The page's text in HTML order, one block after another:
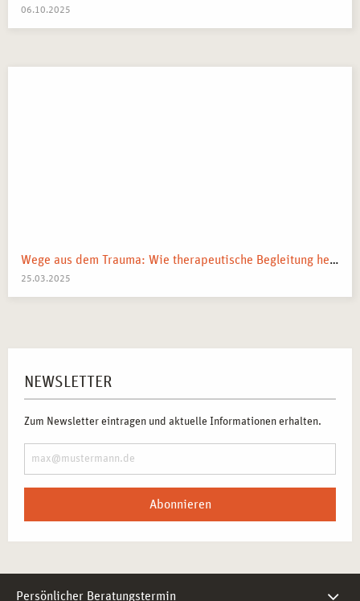
06.10.2025
Wege aus dem Trauma: Wie therapeutische Begleitung helfen kann
25.03.2025
NEWSLETTER
Zum Newsletter eintragen und aktuelle Informationen erhalten.
Abonnieren
Persönlicher Beratungstermin